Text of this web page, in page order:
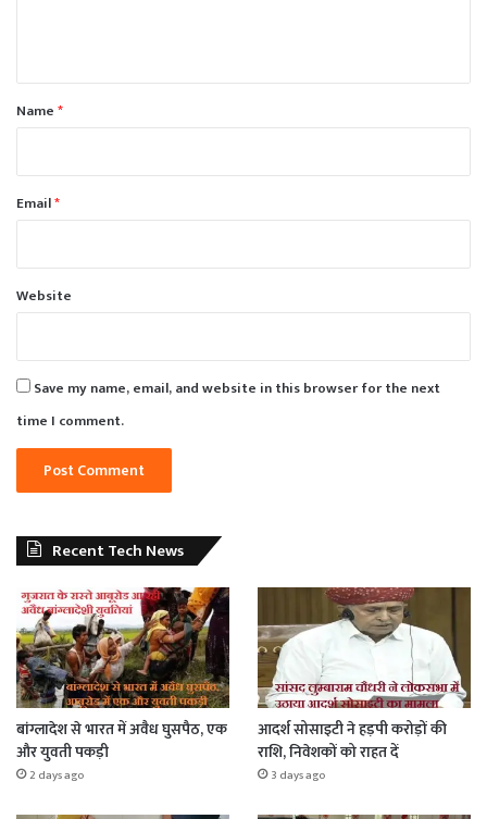
*Name*
Email*
Website
Save my name, email, and website in this browser for the next
time I comment.
Recent Tech News
बांग्लादेश से भारत में अवैध घुसपैठ, एक
और युवती पकड़ी
2 days ago
आदर्श सोसाइटी ने हड़पी करोड़ों की
राशि, निवेशकों को राहत दें
3 days ago